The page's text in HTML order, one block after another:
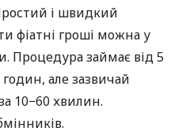
і швидкий
фіатні гроші можна у
Процедура займає від 5
але зазвичай
10−60 хвилин.